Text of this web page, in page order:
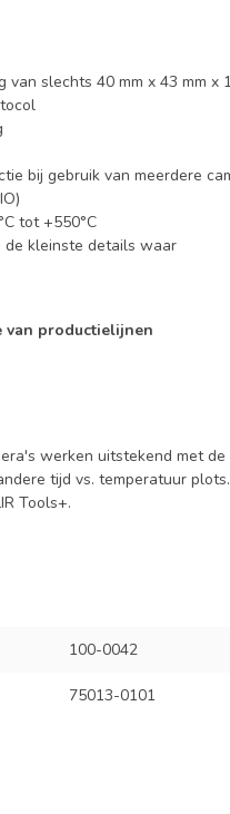
slechts 40 mm x 43 mm x
bij gebruik van meerdere
tot +550°C
de kleinste details waar
van productielijnen
werken uitstekend met
tijd vs. temperatuur
Tools+.
100-0042
75013-0101